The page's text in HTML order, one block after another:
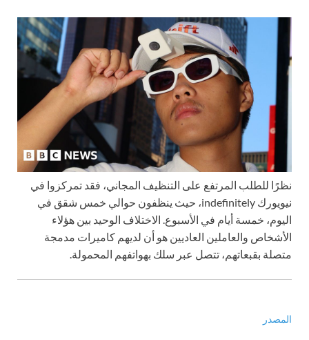
نظرًا للطلب المرتفع على التنظيف المجاني، فقد تمركزوا في
نيويورك indefinitely، حيث ينظفون حوالي خمس شقق في
اليوم، خمسة أيام في الأسبوع. الاختلاف الوحيد بين هؤلاء
الأشخاص والعاملين العاديين هو أن لديهم كاميرات مدمجة
متصلة بقبعاتهم، تتصل عبر سلك بهواتفهم المحمولة.
المصدر